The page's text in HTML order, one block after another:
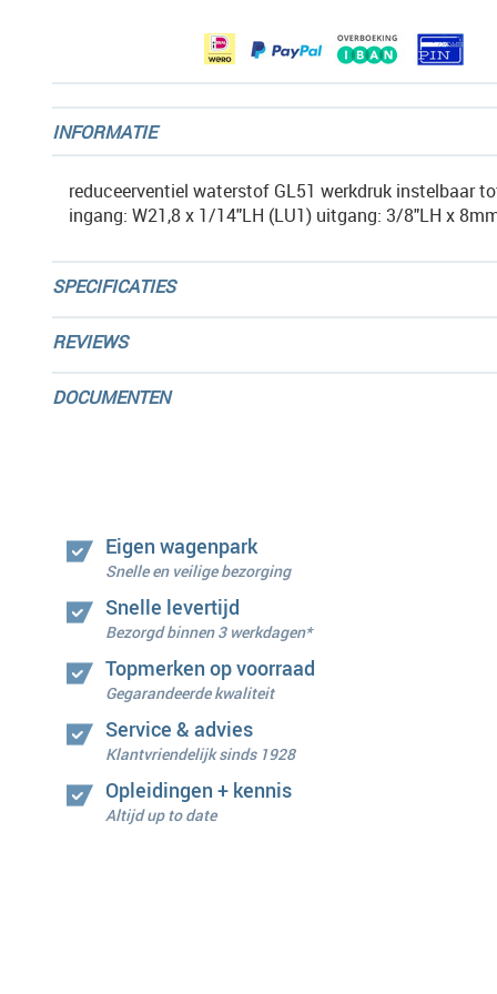
INFORMATIE
reduceerventiel waterstof GL51 werkdruk instelbaar
ingang: W21,8 x 1/14"LH (LU1) uitgang: 3/8"LH x
SPECIFICATIES
REVIEWS
DOCUMENTEN
Eigen wagenpark
Snelle en veilige bezorging
Snelle levertijd
Bezorgd binnen 3 werkdagen*
Topmerken op voorraad
Gegarandeerde kwaliteit
Service & advies
Klantvriendelijk sinds 1928
Opleidingen + kennis
Altijd up to date